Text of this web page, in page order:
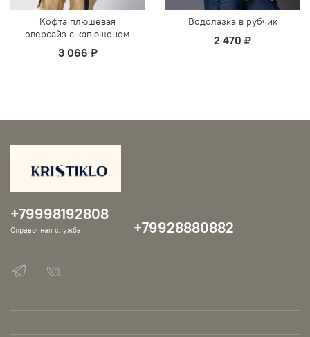
Кофта плюшевая
оверсайз с капюшоном
3 066 ₽
Водолазка в рубчик
2 470 ₽
+79998192808
Справочная служба +79928880882